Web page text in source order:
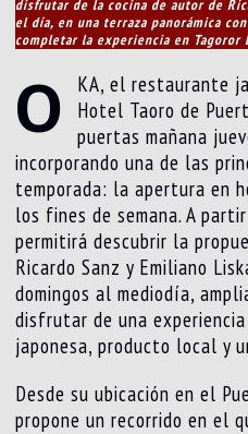
disfrutar de la cocina de autor de
el día, en una terraza panorámica
completar la experiencia en Tagoror
O
KA, el restaurante
Hotel Taoro de
puertas mañana
incorporando una de las
temporada: la apertura en
los fines de semana. A
permitirá descubrir la
Ricardo Sanz y Emiliano
domingos al mediodía,
disfrutar de una
japonesa, producto local y
Desde su ubicación en el
propone un recorrido en el